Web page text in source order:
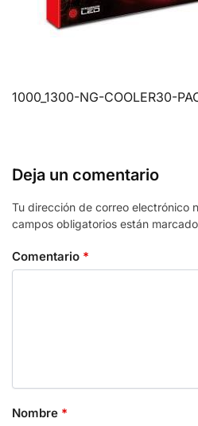
1000_1300-NG-COOLER30-
Deja un comentario
Tu dirección de correo electrónico
campos obligatorios están
Comentario *
Nombre *